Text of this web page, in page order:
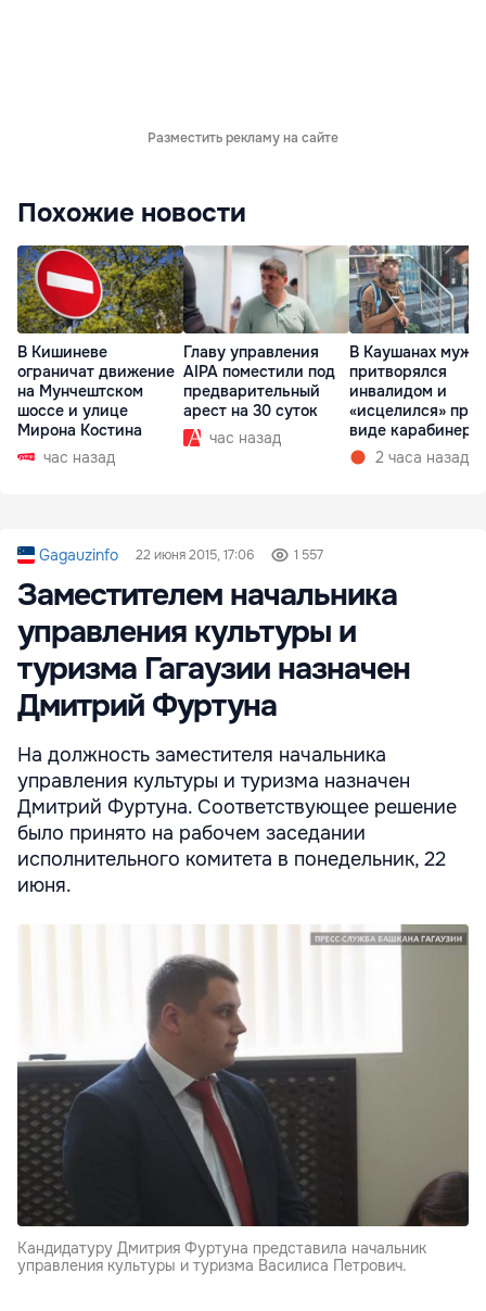
Разместить рекламу на сайте
Похожие новости
В Кишиневе
ограничат движение
на Мунчештском
шоссе и улице
Мирона Костина
час назад
Главу управления
AIPA поместили под
предварительный
арест на 30 суток
час назад
В Каушанах
притворялся
инвалидом и
«исцелился» при
виде
2 часа назад
Gagauzinfo 22 июня 2015, 17:06 1 557
Заместителем начальника
управления культуры и
туризма Гагаузии назначен
Дмитрий Фуртуна
На должность заместителя начальника
управления культуры и туризма назначен
Дмитрий Фуртуна. Соответствующее решение
было принято на рабочем заседании
исполнительного комитета в понедельник, 22
июня.
Кандидатуру Дмитрия Фуртуна представила начальник
управления культуры и туризма Василиса Петрович.